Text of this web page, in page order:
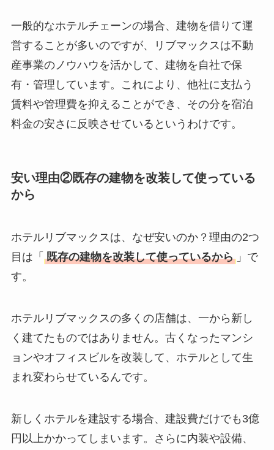
一般的なホテルチェーンの場合、建物を借りて運
営することが多いのですが、リブマックスは不動
産事業のノウハウを活かして、建物を自社で保
有・管理しています。これにより、他社に支払う
賃料や管理費を抑えることができ、その分を宿泊
料金の安さに反映させているというわけです。
安い理由②既存の建物を改装して使っている
から
ホテルリブマックスは、なぜ安いのか？理由の2つ
目は「 既存の建物を改装して使っているから 」で
す。
ホテルリブマックスの多くの店舗は、一から新し
く建てたものではありません。古くなったマンシ
ョンやオフィスビルを改装して、ホテルとして生
まれ変わらせているんです。
新しくホテルを建設する場合、建設費だけでも3億
円以上かかってしまいます。さらに内装や設備、